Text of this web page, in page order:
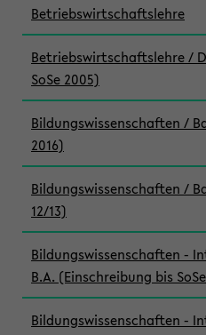
Betriebswirtschaftslehre
Betriebswirtschaftslehre /
SoSe 2005)
Bildungswissenschaften /
2016)
Bildungswissenschaften /
12/13)
Bildungswissenschaften -
B.A. (Einschreibung bis
Bildungswissenschaften -